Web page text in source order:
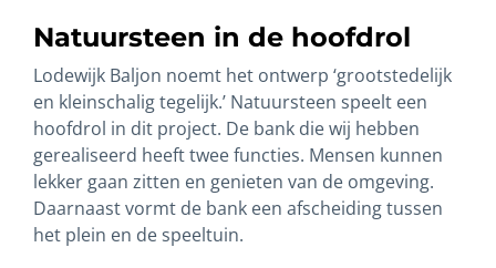
Natuursteen in de hoofdrol
Lodewijk Baljon noemt het ontwerp ‘grootstedelijk
en kleinschalig tegelijk.’ Natuursteen speelt een
hoofdrol in dit project. De bank die wij hebben
gerealiseerd heeft twee functies. Mensen kunnen
lekker gaan zitten en genieten van de omgeving.
Daarnaast vormt de bank een afscheiding tussen
het plein en de speeltuin.